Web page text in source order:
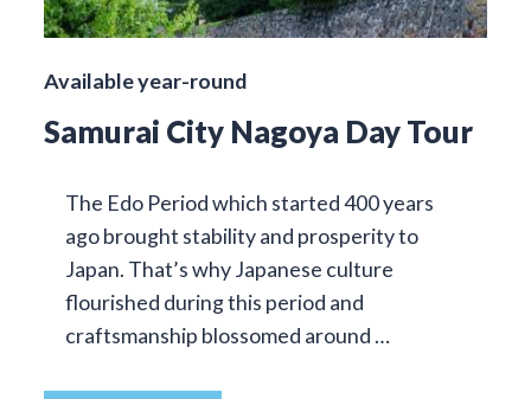
Available year-round
Samurai City Nagoya Day Tour
The Edo Period which started 400 years
ago brought stability and prosperity to
Japan. That’s why Japanese culture
flourished during this period and
craftsmanship blossomed around …